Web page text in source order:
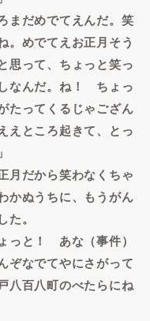
まだめでてえんだ。笑
。めでてえお正月そう
思って、ちょっと笑っ
なんだ。ね！ ちょっ
ってくるじゃござん
ところ起きて、とっ
月だから笑わなくちゃ
かぬうちに、もうがん
。
っと！ あな（事件）
なでてやにさがって
八百八町のべたらにね